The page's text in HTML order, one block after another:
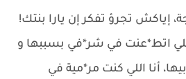
إياكش تجرؤ تفكر إن يارا بنتك!
اللي اتط*عنت في شر*في بسببها و
أنا اللي كنت مر*مية في